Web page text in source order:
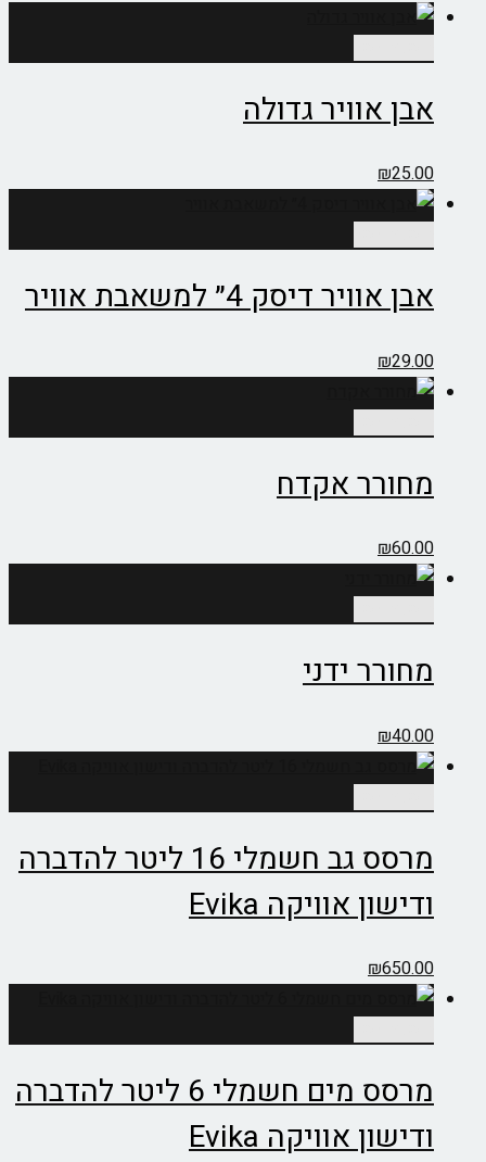
אבן אוויר גדולה
₪25.00
אבן אוויר דיסק 4״ למשאבת אוויר
₪29.00
מחורר אקדח
₪60.00
מחורר ידני
₪40.00
מרסס גב חשמלי 16 ליטר להדברה
ודישון אוויקה Evika
₪650.00
מרסס מים חשמלי 6 ליטר להדברה
ודישון אוויקה Evika